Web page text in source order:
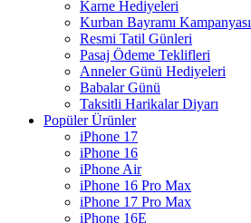
Karne Hediyeleri
Kurban Bayramı Kampanyası
Resmi Tatil Günleri
Pasaj Ödeme Teklifleri
Anneler Günü Hediyeleri
Babalar Günü
Taksitli Harikalar Diyarı
Popüler Ürünler
iPhone 17
iPhone 16
iPhone Air
iPhone 16 Pro Max
iPhone 17 Pro Max
iPhone 16E